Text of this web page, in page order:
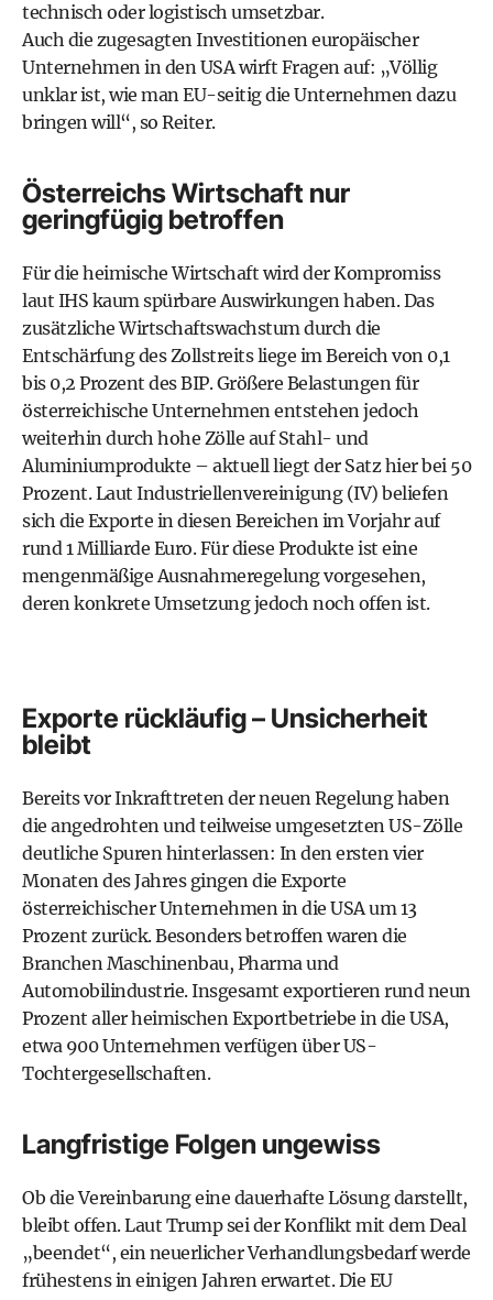
technisch oder logistisch umsetzbar.
Auch die zugesagten Investitionen europäischer
Unternehmen in den USA wirft Fragen auf: „Völlig
unklar ist, wie man EU-seitig die Unternehmen dazu
bringen will“, so Reiter.
Österreichs Wirtschaft nur
geringfügig betroffen
Für die heimische Wirtschaft wird der Kompromiss
laut IHS kaum spürbare Auswirkungen haben. Das
zusätzliche Wirtschaftswachstum durch die
Entschärfung des Zollstreits liege im Bereich von 0,1
bis 0,2 Prozent des BIP. Größere Belastungen für
österreichische Unternehmen entstehen jedoch
weiterhin durch hohe Zölle auf Stahl- und
Aluminiumprodukte – aktuell liegt der Satz hier bei 50
Prozent. Laut Industriellenvereinigung (IV) beliefen
sich die Exporte in diesen Bereichen im Vorjahr auf
rund 1 Milliarde Euro. Für diese Produkte ist eine
mengenmäßige Ausnahmeregelung vorgesehen,
deren konkrete Umsetzung jedoch noch offen ist.
Exporte rückläufig – Unsicherheit
bleibt
Bereits vor Inkrafttreten der neuen Regelung haben
die angedrohten und teilweise umgesetzten US-Zölle
deutliche Spuren hinterlassen: In den ersten vier
Monaten des Jahres gingen die Exporte
österreichischer Unternehmen in die USA um 13
Prozent zurück. Besonders betroffen waren die
Branchen Maschinenbau, Pharma und
Automobilindustrie. Insgesamt exportieren rund neun
Prozent aller heimischen Exportbetriebe in die USA,
etwa 900 Unternehmen verfügen über US-
Tochtergesellschaften.
Langfristige Folgen ungewiss
Ob die Vereinbarung eine dauerhafte Lösung darstellt,
bleibt offen. Laut Trump sei der Konflikt mit dem Deal
„beendet“, ein neuerlicher Verhandlungsbedarf werde
frühestens in einigen Jahren erwartet. Die EU